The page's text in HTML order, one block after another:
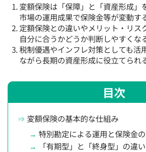
変額保険は「保障」と「資産形成」
市場の運用成果で保険金等が変動す
定額保険との違いやメリット・リス
自分に合うかどうか判断しやすくな
税制優遇やインフレ対策としても活
ながら長期の資産形成に役立てられ
目次
変額保険の基本的な仕組み
特別勘定による運用と保険金
「有期型」と「終身型」の違い